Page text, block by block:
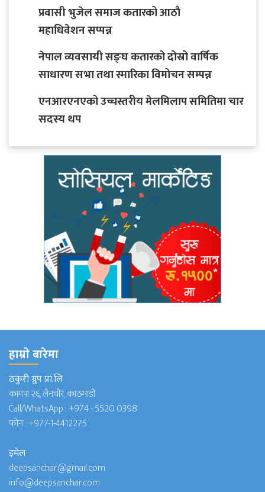
प्रवासी भुजेल समाज कतारको आठाै
महाधिवेशन सप्पन्न
नेपाल व्यवसायी सङ्घ कतारको दोस्रो वार्षिक
साधारण सभा तथा स्मारिका विमोचन सम्पन्न
एनआरएनएको उच्चस्तरीय मेलमिलाप समितिमा चार
सदस्य थप
हाम्राे बारेमा
ठकुरी ग्रुप प्रा.लि
कामपा २६, लैनचौर, काठमाडौं
Call/WhatsApp :+974 - 5520 0398
फोन :+977-1-4412275
इमेल
deepsanchar@gmail.com
info@deepsanchar.com